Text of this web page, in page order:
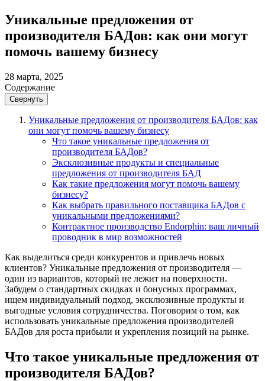
Уникальные предложения от
производителя БАДов: как они могут
помочь вашему бизнесу
28 марта, 2025
Содержание
Свернуть
Уникальные предложения от производителя БАДов: как
они могут помочь вашему бизнесу
Что такое уникальные предложения от
производителя БАДов?
Эксклюзивные продукты и специальные
предложения от производителя БАД
Как такие предложения могут помочь вашему
бизнесу?
Как выбрать правильного поставщика БАДов с
уникальными предложениями?
Контрактное производство Endorphin: ваш личный
проводник в мир возможностей
Как выделиться среди конкурентов и привлечь новых
клиентов? Уникальные предложения от производителя —
один из вариантов, который не лежит на поверхности.
Забудем о стандартных скидках и бонусных программах,
ищем индивидуальный подход, эксклюзивные продукты и
выгодные условия сотрудничества. Поговорим о том, как
использовать уникальные предложения производителей
БАДов для роста прибыли и укрепления позиций на рынке.
Что такое уникальные предложения от
производителя БАДов?